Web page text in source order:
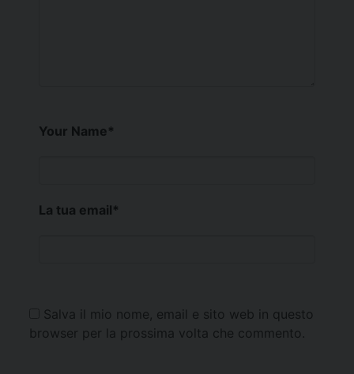
Your Name*
La tua email*
Salva il mio nome, email e sito web in questo
browser per la prossima volta che commento.